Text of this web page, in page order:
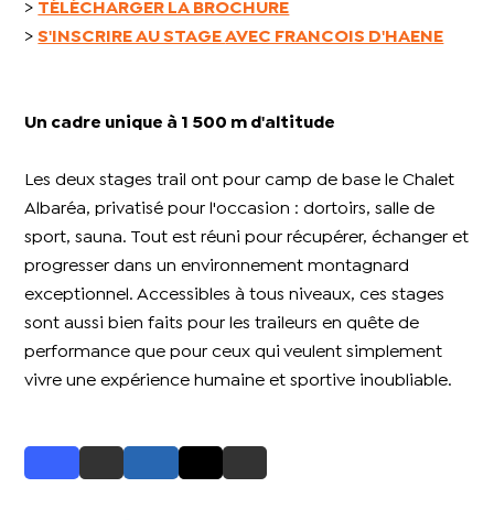
> TÉLÉCHARGER LA BROCHURE
>S'INSCRIRE AU STAGEAVEC FRANCOIS D'HAENE
Un cadre unique à 1 500 m d'altitude
Les deux stages trail ont pour camp de base le Chalet
Albaréa, privatisé pour l'occasion : dortoirs, salle de
sport, sauna. Tout est réuni pour récupérer, échanger et
progresser dans un environnement montagnard
exceptionnel. Accessibles à tous niveaux, ces stages
sont aussi bien faits pour les traileurs en quête de
performance que pour ceux qui veulent simplement
vivre une expérience humaine et sportive inoubliable.